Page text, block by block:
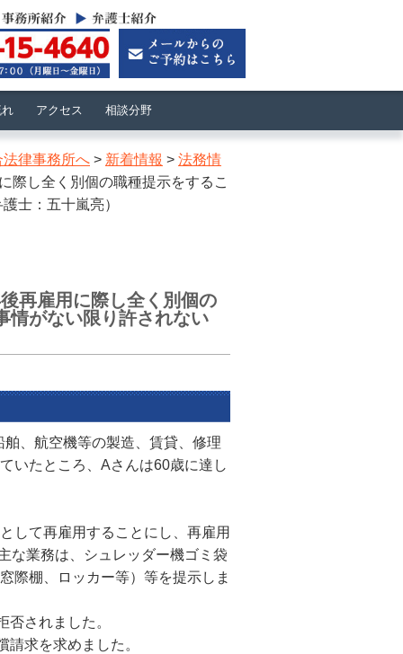
アクセス 相談分野
律事務所へ > 新着情報 > 法務情
際し全く別個の職種提示をするこ
士：五十嵐亮）
再雇用に際し全く別個の
情がない限り許されない
、航空機等の製造、賃貸、修理
いたところ、Aさんは60歳に達し
して再雇用することにし、再雇用
な業務は、シュレッダー機ゴミ袋
際棚、ロッカー等）等を提示しま
されました。
求を求めました。